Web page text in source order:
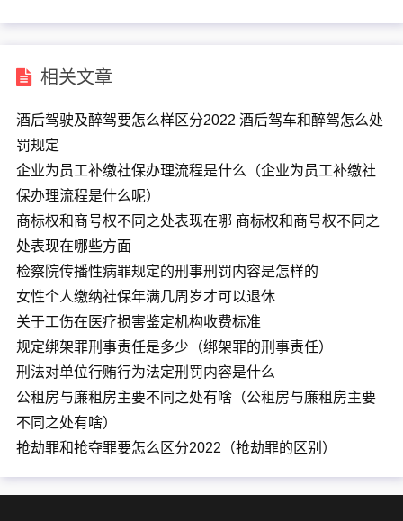
相关文章
酒后驾驶及醉驾要怎么样区分2022 酒后驾车和醉驾怎么处
罚规定
企业为员工补缴社保办理流程是什么（企业为员工补缴社
保办理流程是什么呢）
商标权和商号权不同之处表现在哪 商标权和商号权不同之
处表现在哪些方面
检察院传播性病罪规定的刑事刑罚内容是怎样的
女性个人缴纳社保年满几周岁才可以退休
关于工伤在医疗损害鉴定机构收费标准
规定绑架罪刑事责任是多少（绑架罪的刑事责任）
刑法对单位行贿行为法定刑罚内容是什么
公租房与廉租房主要不同之处有啥（公租房与廉租房主要
不同之处有啥）
抢劫罪和抢夺罪要怎么区分2022（抢劫罪的区别）